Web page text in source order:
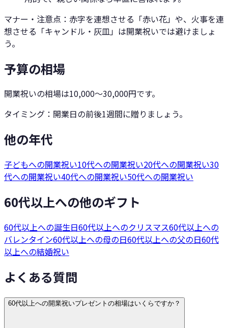
マナー・注意点： 赤字を連想させる「赤い花」や、火事を連
想させる「キャンドル・灰皿」は開業祝いでは避けましょ
う。
予算の相場
開業祝いの相場は10,000〜30,000円です。
タイミング： 開業日の前後1週間に贈りましょう。
他の年代
子どもへの開業祝い10代への開業祝い20代への開業祝い30
代への開業祝い40代への開業祝い50代への開業祝い
60代以上への他のギフト
60代以上への誕生日60代以上へのクリスマス60代以上への
バレンタイン60代以上への母の日60代以上への父の日60代
以上への結婚祝い
よくある質問
60代以上への開業祝いプレゼントの相場はいくらですか？